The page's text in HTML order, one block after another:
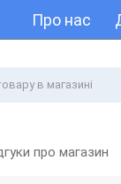
Про нас
про магазин